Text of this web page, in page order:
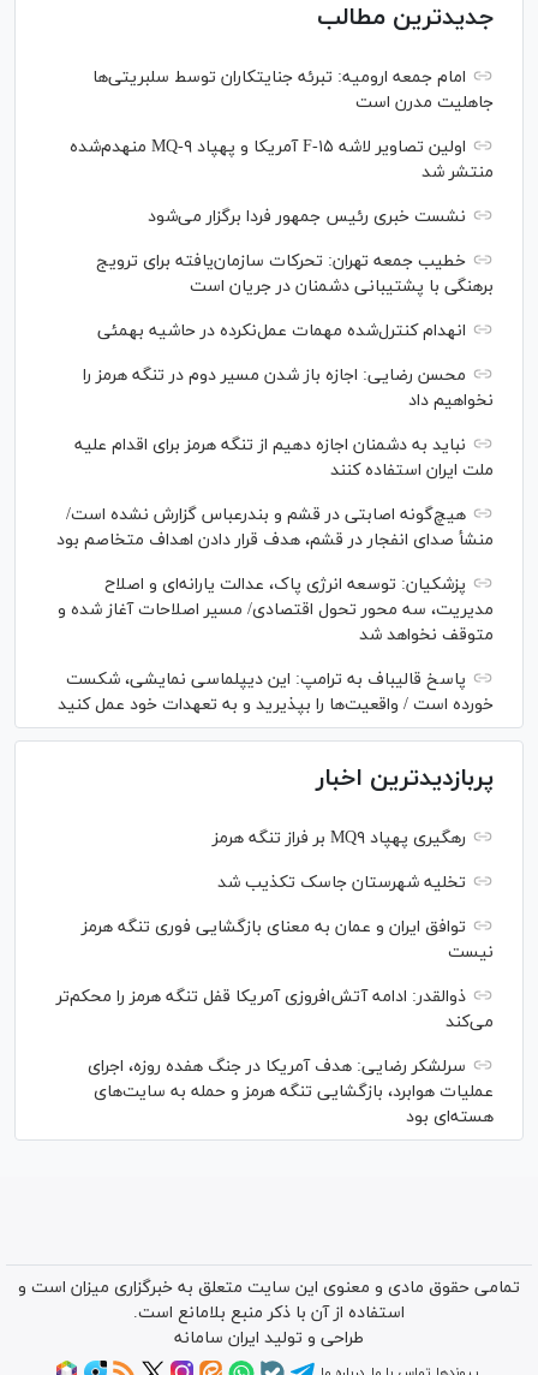
جدیدترین مطالب
امام جمعه ارومیه: تبرئه جنایتکاران توسط سلبریتی‌ها
جاهلیت مدرن است
اولین تصاویر لاشه F-۱۵ آمریکا و پهپاد MQ-۹ منهدم‌شده
منتشر شد
نشست خبری رئیس‌ جمهور فردا برگزار می‌شود
خطیب جمعه تهران: تحرکات سازمان‌یافته برای ترویج
برهنگی با پشتیبانی دشمنان در جریان است
انهدام کنترل‌شده مهمات عمل‌نکرده در حاشیه بهمئی
محسن رضایی: اجازه باز شدن مسیر دوم در تنگه هرمز را
نخواهیم داد
نباید به دشمنان اجازه دهیم از تنگه هرمز برای اقدام علیه
ملت ایران استفاده کنند
هیچ‌گونه اصابتی در قشم و بندرعباس گزارش نشده است/
منشأ صدای انفجار در قشم، هدف قرار دادن اهداف متخاصم بود
پزشکیان: توسعه انرژی پاک، عدالت یارانه‌ای و اصلاح
مدیریت، سه محور تحول اقتصادی/ مسیر اصلاحات آغاز شده و
متوقف نخواهد شد
پاسخ قالیباف به ترامپ: این دیپلماسی نمایشی، شکست
خورده است / واقعیت‌ها را بپذیرید و به تعهدات خود عمل کنید
پربازدیدترین اخبار
رهگیری پهپاد MQ۹ بر فراز تنگه هرمز
تخلیه شهرستان جاسک تکذیب شد
توافق ایران و عمان به معنای بازگشایی فوری تنگه هرمز
نیست
ذوالقدر: ادامه آتش‌افروزی آمریکا قفل تنگه هرمز را محکم‌تر
می‌کند
سرلشکر رضایی: هدف آمریکا در جنگ هفده روزه، اجرای
عملیات هوابرد، بازگشایی تنگه هرمز و حمله به سایت‌های
هسته‌ای بود
تمامی حقوق مادی و معنوی این سایت متعلق به خبرگزاری میزان است و
استفاده از آن با ذکر منبع بلامانع است.
طراحی و تولید ایران سامانه